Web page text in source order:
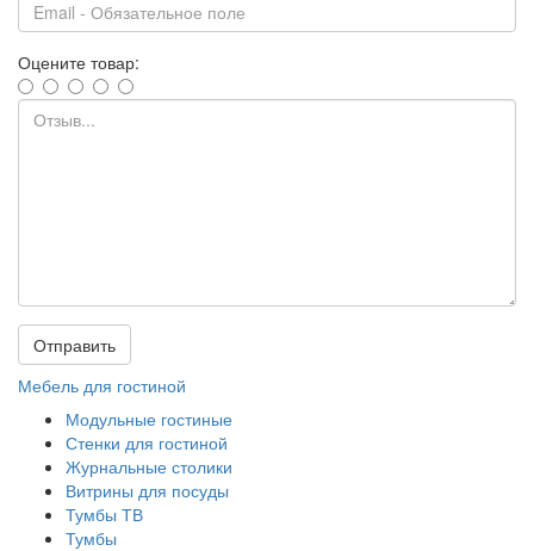
Оцените товар:
Отправить
Мебель для гостиной
Модульные гостиные
Стенки для гостиной
Журнальные столики
Витрины для посуды
Тумбы ТВ
Тумбы